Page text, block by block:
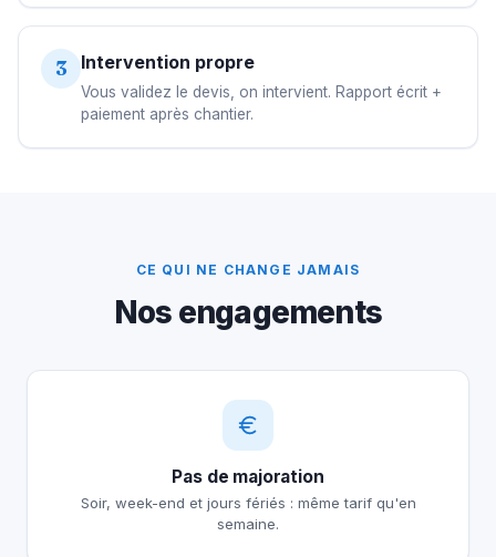
3 Intervention propre
Vous validez le devis, on intervient. Rapport écrit +
paiement après chantier.
CE QUI NE CHANGE JAMAIS
Nos engagements
Pas de majoration
Soir, week-end et jours fériés : même tarif qu'en
semaine.